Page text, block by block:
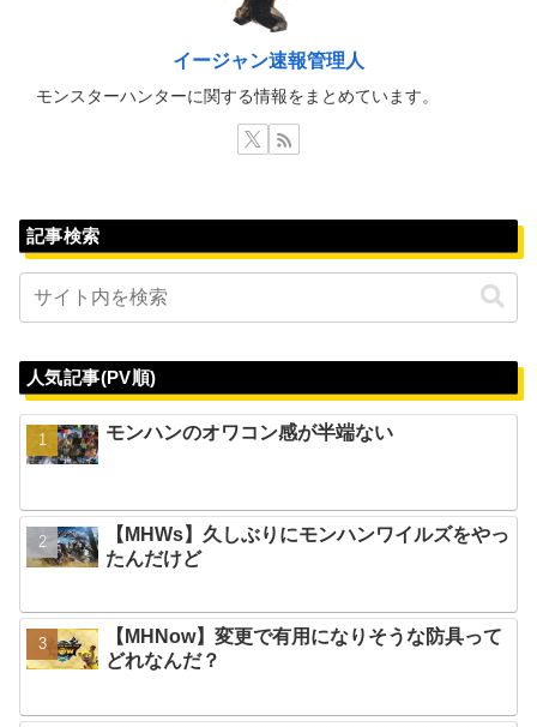
イージャン速報管理人
モンスターハンターに関する情報をまとめています。
記事検索
人気記事(PV順)
モンハンのオワコン感が半端ない
【MHWs】久しぶりにモンハンワイルズをやっ
たんだけど
【MHNow】変更で有用になりそうな防具って
どれなんだ？